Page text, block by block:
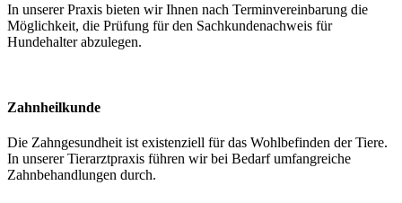
In unserer Praxis bieten wir Ihnen nach Terminvereinbarung die
Möglichkeit, die Prüfung für den Sachkundenachweis für
Hundehalter abzulegen.
Zahnheilkunde
Die Zahngesundheit ist existenziell für das Wohlbefinden der Tiere.
In unserer Tierarztpraxis führen wir bei Bedarf umfangreiche
Zahnbehandlungen durch.